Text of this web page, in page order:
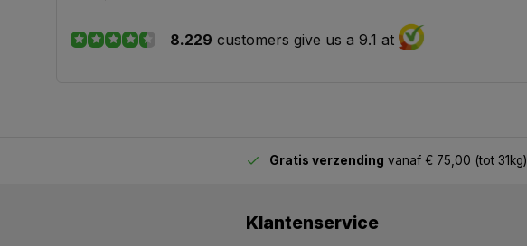
8.229 customers give us a 9.1 at
Gratis verzending vanaf € 75,00 (tot 31kg)
Klantenservice